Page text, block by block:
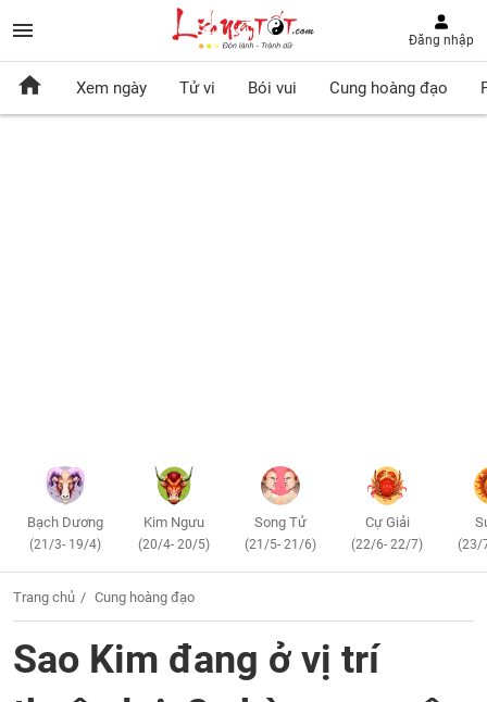
Đăng nhập
Xem ngày Tử vi Bói vui Cung hoàng đạo
Bạch Dương
(21/3- 19/4)
Kim Ngưu
(20/4- 20/5)
Song Tử
(21/5- 21/6)
Cự Giải
(22/6- 22/7) (23/
Trang chủ Cung hoàng đạo
Sao Kim đang ở vị trí